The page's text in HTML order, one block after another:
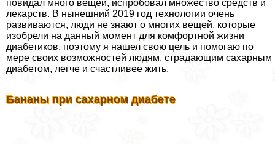
повидал много вещей, испробовал множество средств и
лекарств. В нынешний 2019 год технологии очень
развиваются, люди не знают о многих вещей, которые
изобрели на данный момент для комфортной жизни
диабетиков, поэтому я нашел свою цель и помогаю по
мере своих возможностей людям, страдающим сахарным
диабетом, легче и счастливее жить.
Бананы при сахарном диабете